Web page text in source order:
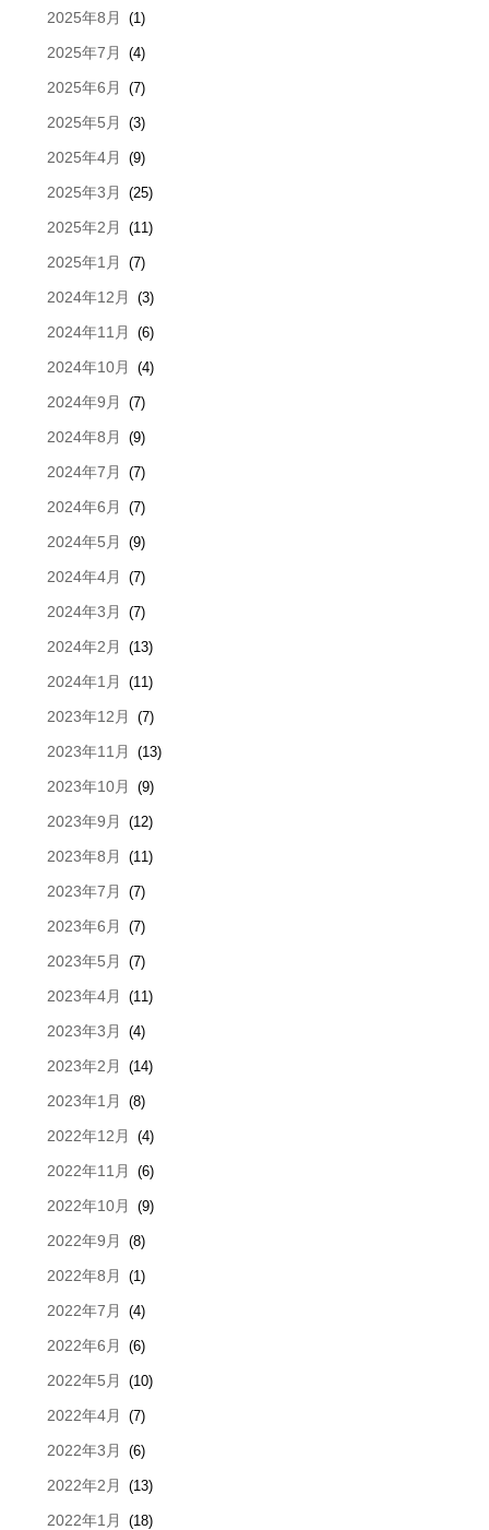
2025年8月 (1)
2025年7月 (4)
2025年6月 (7)
2025年5月 (3)
2025年4月 (9)
2025年3月 (25)
2025年2月 (11)
2025年1月 (7)
2024年12月 (3)
2024年11月 (6)
2024年10月 (4)
2024年9月 (7)
2024年8月 (9)
2024年7月 (7)
2024年6月 (7)
2024年5月 (9)
2024年4月 (7)
2024年3月 (7)
2024年2月 (13)
2024年1月 (11)
2023年12月 (7)
2023年11月 (13)
2023年10月 (9)
2023年9月 (12)
2023年8月 (11)
2023年7月 (7)
2023年6月 (7)
2023年5月 (7)
2023年4月 (11)
2023年3月 (4)
2023年2月 (14)
2023年1月 (8)
2022年12月 (4)
2022年11月 (6)
2022年10月 (9)
2022年9月 (8)
2022年8月 (1)
2022年7月 (4)
2022年6月 (6)
2022年5月 (10)
2022年4月 (7)
2022年3月 (6)
2022年2月 (13)
2022年1月 (18)